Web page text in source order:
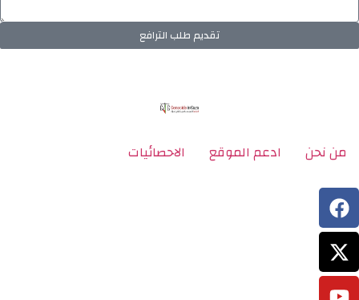
تقديم طلب الترافع
من نحن ادعم الموقع الاحصائيات